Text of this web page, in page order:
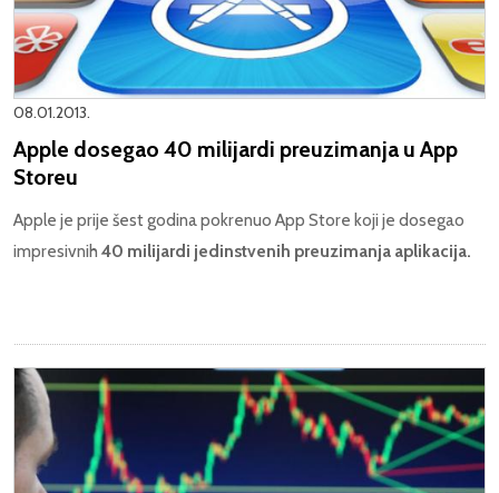
08.01.2013.
Apple dosegao 40 milijardi preuzimanja u App
Storeu
Apple je prije šest godina pokrenuo App Store koji je dosegao
impresivnih 40 milijardi jedinstvenih preuzimanja aplikacija.